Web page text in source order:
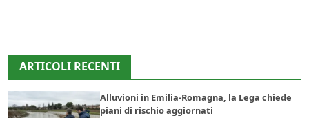
ARTICOLI RECENTI
Alluvioni in Emilia-Romagna, la Lega chiede
piani di rischio aggiornati